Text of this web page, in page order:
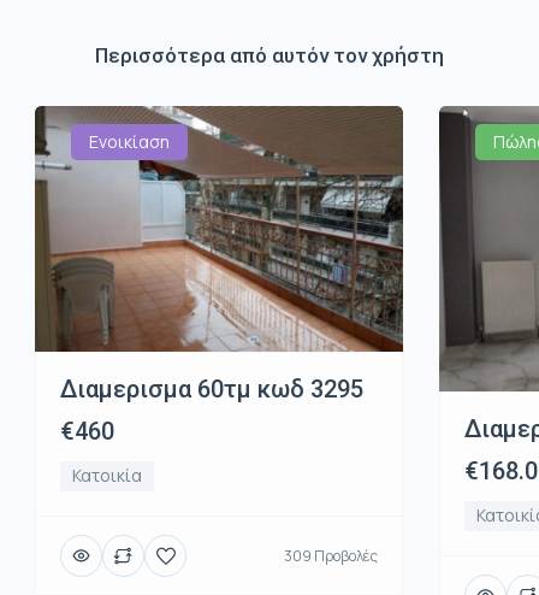
Περισσότερα από αυτόν τον χρήστη
Ενοικίαση
Διαμερισμα 60τμ κωδ 3295
€460
Κατοικία
309 Προβολές